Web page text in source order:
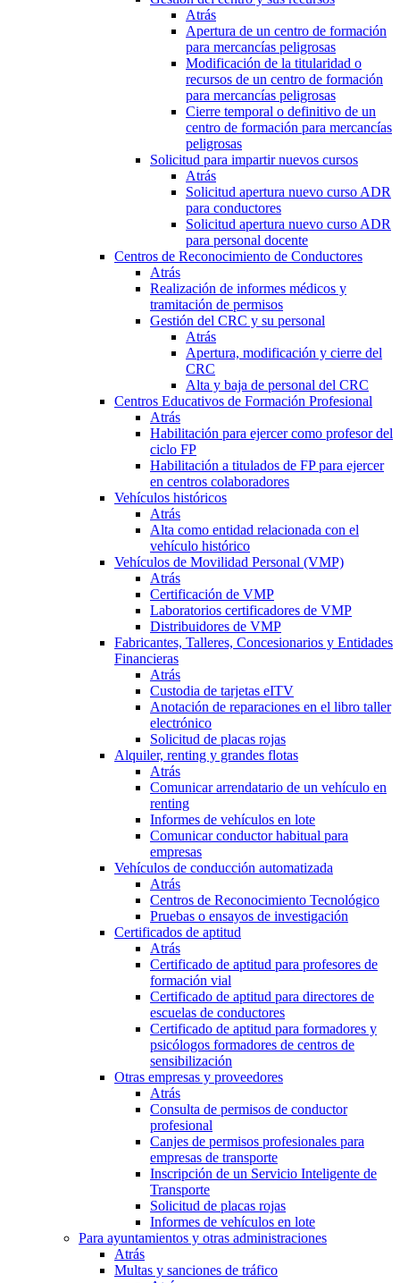
Atrás
Apertura de un centro de formación
para mercancías peligrosas
Modificación de la titularidad o
recursos de un centro de formación
para mercancías peligrosas
Cierre temporal o definitivo de un
centro de formación para mercancías
peligrosas
Solicitud para impartir nuevos cursos
Atrás
Solicitud apertura nuevo curso ADR
para conductores
Solicitud apertura nuevo curso ADR
para personal docente
Centros de Reconocimiento de Conductores
Atrás
Realización de informes médicos y
tramitación de permisos
Gestión del CRC y su personal
Atrás
Apertura, modificación y cierre del
CRC
Alta y baja de personal del CRC
Centros Educativos de Formación Profesional
Atrás
Habilitación para ejercer como profesor del
ciclo FP
Habilitación a titulados de FP para ejercer
en centros colaboradores
Vehículos históricos
Atrás
Alta como entidad relacionada con el
vehículo histórico
Vehículos de Movilidad Personal (VMP)
Atrás
Certificación de VMP
Laboratorios certificadores de VMP
Distribuidores de VMP
Fabricantes, Talleres, Concesionarios y Entidades
Financieras
Atrás
Custodia de tarjetas eITV
Anotación de reparaciones en el libro taller
electrónico
Solicitud de placas rojas
Alquiler, renting y grandes flotas
Atrás
Comunicar arrendatario de un vehículo en
renting
Informes de vehículos en lote
Comunicar conductor habitual para
empresas
Vehículos de conducción automatizada
Atrás
Centros de Reconocimiento Tecnológico
Pruebas o ensayos de investigación
Certificados de aptitud
Atrás
Certificado de aptitud para profesores de
formación vial
Certificado de aptitud para directores de
escuelas de conductores
Certificado de aptitud para formadores y
psicólogos formadores de centros de
sensibilización
Otras empresas y proveedores
Atrás
Consulta de permisos de conductor
profesional
Canjes de permisos profesionales para
empresas de transporte
Inscripción de un Servicio Inteligente de
Transporte
Solicitud de placas rojas
Informes de vehículos en lote
Para ayuntamientos y otras administraciones
Atrás
Multas y sanciones de tráfico